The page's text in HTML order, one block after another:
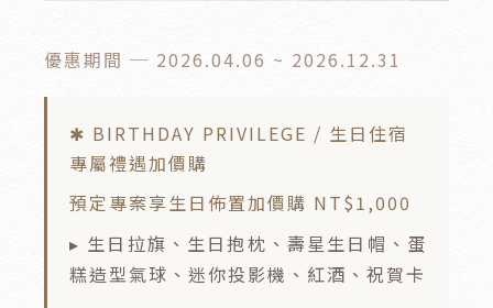
優惠期間 ─ 2026.04.06 ~ 2026.12.31
✱ BIRTHDAY PRIVILEGE / 生日住宿
專屬禮遇加價購
預定專案享生日佈置加價購 NT$1,000
▸ 生日拉旗、生日抱枕、壽星生日帽、蛋
糕造型氣球、迷你投影機、紅酒、祝賀卡